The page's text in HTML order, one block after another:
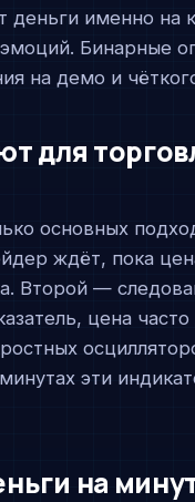
деньги именно на
Бинарные
на демо и
для
основных
ждёт, пока
Второй —
цена
эти
на